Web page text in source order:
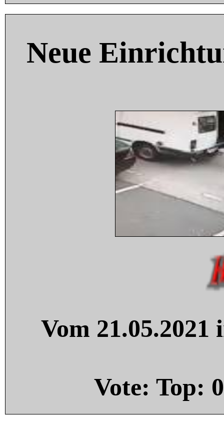
Neue
Vom
Vote: Top: 0